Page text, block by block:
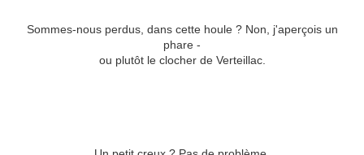
Sommes-nous perdus, dans cette houle ? Non, j'aperçois un
phare -
ou plutôt le clocher de Verteillac.